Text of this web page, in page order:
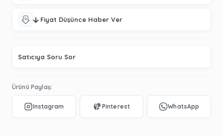
Fiyat Düşünce Haber Ver
Satıcıya Soru Sor
Ürünü Paylaş: